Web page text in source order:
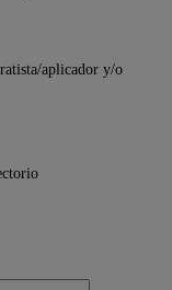
aplicador y/o